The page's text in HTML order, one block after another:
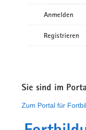
Anmelden
Registrieren
Sie sind im
Zum Portal für